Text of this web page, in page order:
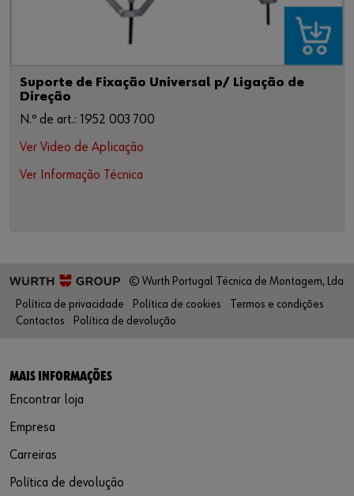
Suporte de Fixação Universal p/ Ligação de
Direção
N.º de art.: 1952 003 700
Ver Video de Aplicação
Ver Informação Técnica
© Wurth Portugal Técnica de Montagem, Lda
Política de privacidade
Política de cookies
Termos e condições
Contactos
Política de devolução
MAIS INFORMAÇÕES
Encontrar loja
Empresa
Carreiras
Política de devolução